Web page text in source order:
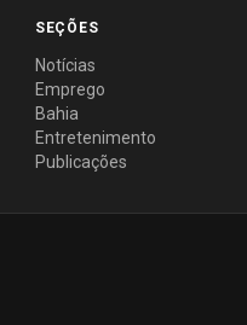
SEÇÕES
Notícias
Emprego
Bahia
Entretenimento
Publicações